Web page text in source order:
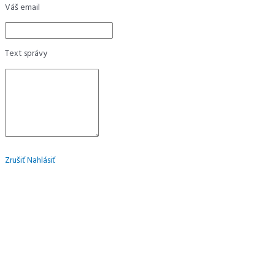
Váš email
Text správy
ZrušiťNahlásiť